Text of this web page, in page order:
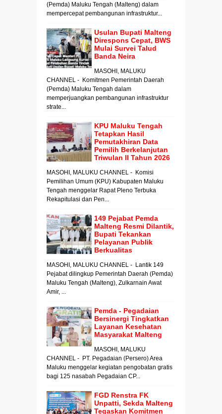
(Pemda) Maluku Tengah (Malteng) dalam
mempercepat pembangunan infrastruktur...
Usulan Bupati Malteng
Direspons Cepat, BWS
Mulai Survei Talud
Banda Neira
MASOHI, MALUKU
CHANNEL - Komitmen Pemerintah Daerah
(Pemda) Maluku Tengah dalam
memperjuangkan pembangunan infrastruktur
strate...
KPU Maluku Tengah
Tetapkan Hasil
Pemutakhiran Data
Pemilih Berkelanjutan
Triwulan II Tahun 2026
MASOHI, MALUKU CHANNEL - Komisi
Pemilihan Umum (KPU) Kabupaten Maluku
Tengah menggelar Rapat Pleno Terbuka
Rekapitulasi dan Pen...
149 Pejabat Pemda
Malteng Resmi Dilantik,
Bupati Tekankan
Pelayanan Publik
Berkualitas
MASOHI, MALUKU CHANNEL - Lantik 149
Pejabat dilingkup Pemerintah Daerah (Pemda)
Maluku Tengah (Malteng), Zulkarnain Awat
Amir, ...
Pemda - Pegadaian
Bersinergi Tingkatkan
Layanan Kesehatan
Masyarakat Malteng
MASOHI, MALUKU
CHANNEL - PT. Pegadaian (Persero) Area
Maluku menggelar kegiatan pengobatan gratis
bagi 125 nasabah Pegadaian CP...
FGD Renstra FK
Unpatti, Sekda Malteng
Tegaskan Komitmen